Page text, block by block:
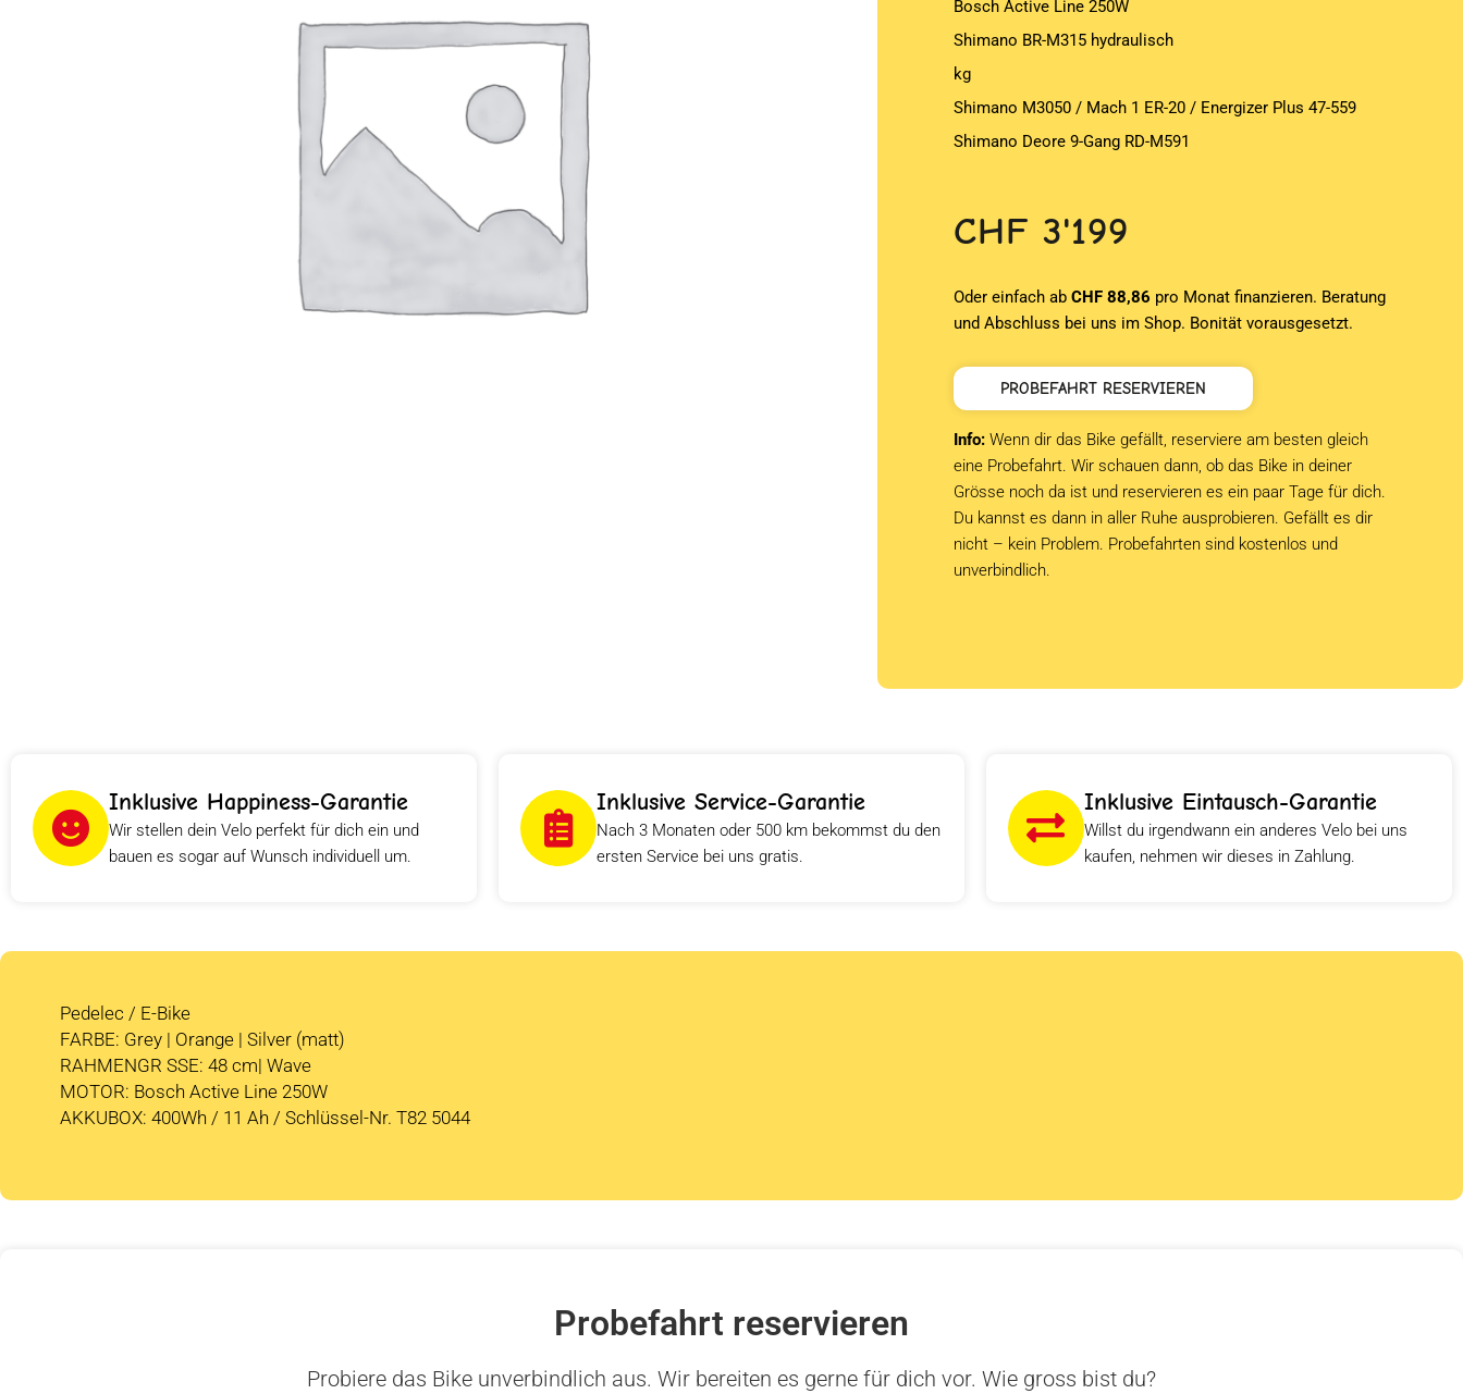
Bosch Active Line 250W
Shimano BR-M315 hydraulisch
kg
Shimano M3050 / Mach 1 ER-20 / Energizer Plus 47-559
Shimano Deore 9-Gang RD-M591
CHF 3'199
Oder einfach abCHF 88,86 pro Monat finanzieren. Beratung
und Abschluss bei uns im Shop. Bonität vorausgesetzt.
PROBEFAHRT RESERVIEREN
Info: Wenn dir das Bike gefällt, reserviere am besten gleich
eine Probefahrt. Wir schauen dann, ob das Bike in deiner
Grösse noch da ist und reservieren es ein paar Tage für dich.
Du kannst es dann in aller Ruhe ausprobieren. Gefällt es dir
nicht – kein Problem. Probefahrten sind kostenlos und
unverbindlich.
Inklusive Happiness-Garantie
Wir stellen dein Velo perfekt für dich ein und
bauen es sogar auf Wunsch individuell um.
Inklusive Service-Garantie
Nach 3 Monaten oder 500 km bekommst du den
ersten Service bei uns gratis.
Inklusive Eintausch-Garantie
Willst du irgendwann ein anderes Velo bei uns
kaufen, nehmen wir dieses in Zahlung.
Pedelec / E-Bike
FARBE: Grey | Orange | Silver (matt)
RAHMENGR SSE: 48 cm| Wave
MOTOR: Bosch Active Line 250W
AKKUBOX: 400Wh / 11 Ah / Schlüssel-Nr. T82 5044
Probefahrt reservieren
Probiere das Bike unverbindlich aus. Wir bereiten es gerne für dich vor. Wie gross bist du?